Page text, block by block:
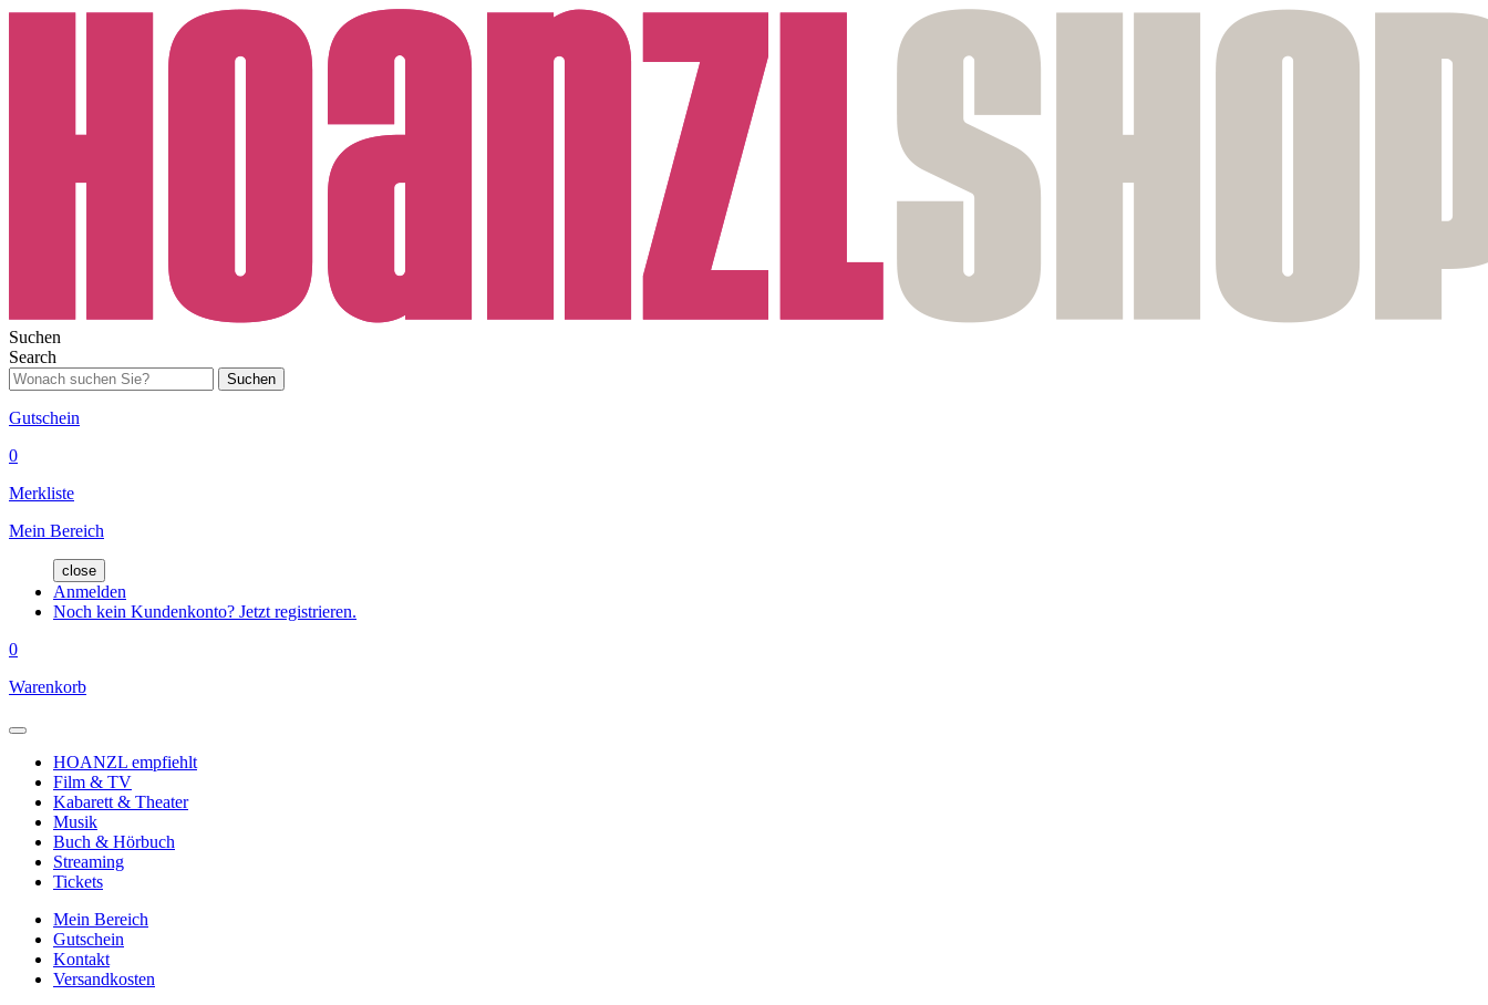
Suchen
Search
Suchen
Gutschein
0
Merkliste
Mein Bereich
close
Anmelden
Noch kein Kundenkonto? Jetzt registrieren.
0
Warenkorb
HOANZL empfiehlt
Film & TV
Kabarett & Theater
Musik
Buch & Hörbuch
Streaming
Tickets
Mein Bereich
Gutschein
Kontakt
Versandkosten